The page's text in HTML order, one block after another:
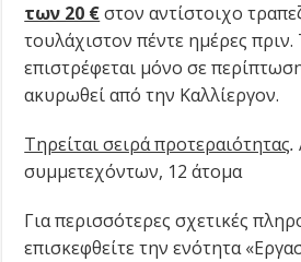
των 20 €στον αντίστοιχο
τουλάχιστον πέντε ημέρες
επιστρέφεται μόνο σε
ακυρωθεί από την Καλλίεργον.
Τηρείται σειρά προτεραιότητας.
συμμετεχόντων, 12 άτομα
Για περισσότερες σχετικές
επισκεφθείτε την ενότητα